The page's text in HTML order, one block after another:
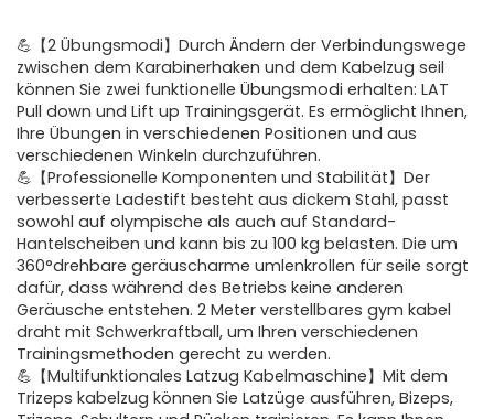
💪【2 Übungsmodi】Durch Ändern der Verbindungswege
zwischen dem Karabinerhaken und dem Kabelzug seil
können Sie zwei funktionelle Übungsmodi erhalten: LAT
Pull down und Lift up Trainingsgerät. Es ermöglicht Ihnen,
Ihre Übungen in verschiedenen Positionen und aus
verschiedenen Winkeln durchzuführen.
💪【Professionelle Komponenten und Stabilität】Der
verbesserte Ladestift besteht aus dickem Stahl, passt
sowohl auf olympische als auch auf Standard-
Hantelscheiben und kann bis zu 100 kg belasten. Die um
360°drehbare geräuscharme umlenkrollen für seile sorgt
dafür, dass während des Betriebs keine anderen
Geräusche entstehen. 2 Meter verstellbares gym kabel
draht mit Schwerkraftball, um Ihren verschiedenen
Trainingsmethoden gerecht zu werden.
💪【Multifunktionales Latzug Kabelmaschine】Mit dem
Trizeps kabelzug können Sie Latzüge ausführen, Bizeps,